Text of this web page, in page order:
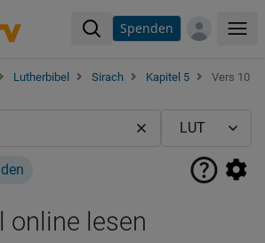
Spenden
Lutherbibel Sirach Kapitel 5
Vers 10
online lesen